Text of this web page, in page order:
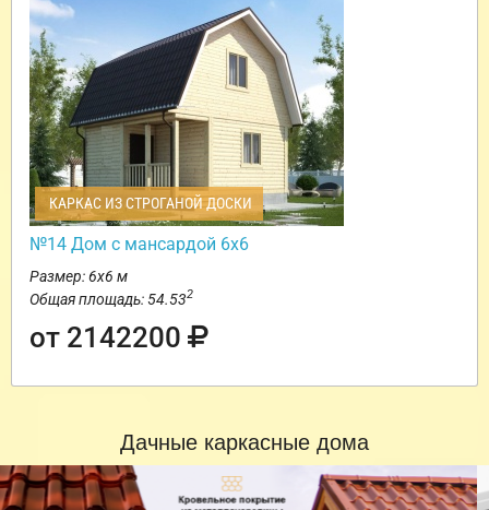
КАРКАС ИЗ СТРОГАНОЙ ДОСКИ
№14 Дом с мансардой 6х6
Размер: 6х6 м
Общая площадь: 54.532
от 2142200
Дачные каркасные дома